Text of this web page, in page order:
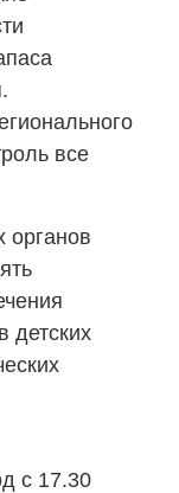
все
органов
детских
с 17.30